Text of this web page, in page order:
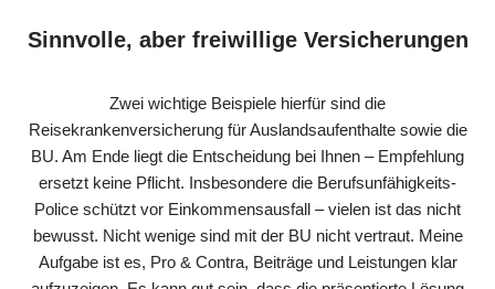
Sinnvolle, aber freiwillige Versicherungen
Zwei wichtige Beispiele hierfür sind die
Reisekrankenversicherung für Auslandsaufenthalte sowie die
BU. Am Ende liegt die Entscheidung bei Ihnen – Empfehlung
ersetzt keine Pflicht. Insbesondere die Berufsunfähigkeits-
Police schützt vor Einkommensausfall – vielen ist das nicht
bewusst. Nicht wenige sind mit der BU nicht vertraut. Meine
Aufgabe ist es, Pro & Contra, Beiträge und Leistungen klar